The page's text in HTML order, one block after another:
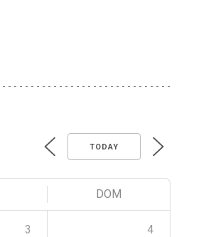
TODAY
DOM
3 4